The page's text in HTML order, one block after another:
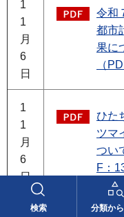
検索 分類か
1
1
月
6
日
令和
都市
果に
（
1
1
月
6
日
ひた
ツマ
つい
F：
アー